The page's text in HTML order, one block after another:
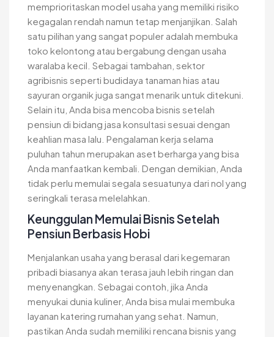
memprioritaskan model usaha yang memiliki risiko
kegagalan rendah namun tetap menjanjikan. Salah
satu pilihan yang sangat populer adalah membuka
toko kelontong atau bergabung dengan usaha
waralaba kecil. Sebagai tambahan, sektor
agribisnis seperti budidaya tanaman hias atau
sayuran organik juga sangat menarik untuk ditekuni.
Selain itu, Anda bisa mencoba bisnis setelah
pensiun di bidang jasa konsultasi sesuai dengan
keahlian masa lalu. Pengalaman kerja selama
puluhan tahun merupakan aset berharga yang bisa
Anda manfaatkan kembali. Dengan demikian, Anda
tidak perlu memulai segala sesuatunya dari nol yang
seringkali terasa melelahkan.
Keunggulan Memulai Bisnis Setelah
Pensiun Berbasis Hobi
Menjalankan usaha yang berasal dari kegemaran
pribadi biasanya akan terasa jauh lebih ringan dan
menyenangkan. Sebagai contoh, jika Anda
menyukai dunia kuliner, Anda bisa mulai membuka
layanan katering rumahan yang sehat. Namun,
pastikan Anda sudah memiliki rencana bisnis yang